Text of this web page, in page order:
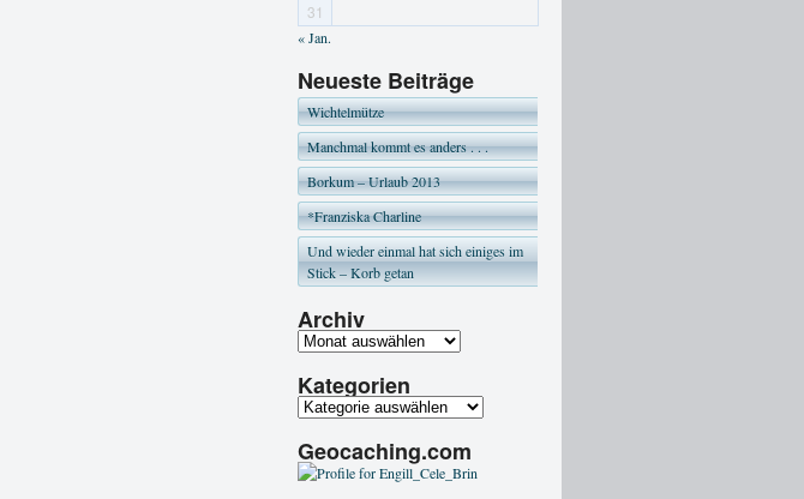
31
« Jan.
Neueste Beiträge
Wichtelmütze
Manchmal kommt es anders . . .
Borkum – Urlaub 2013
*Franziska Charline
Und wieder einmal hat sich einiges im
Stick – Korb getan
Archiv
Kategorien
Geocaching.com